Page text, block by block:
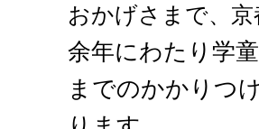
おかげさまで、
余年にわたり学
までのかかりつ